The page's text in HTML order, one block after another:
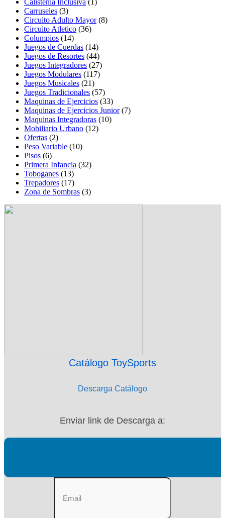
Calistenia Inclusiva (1)
Carruseles (3)
Circuito Adulto Mayor (8)
Circuito Atletico (36)
Columpios (14)
Juegos de Cuerdas (14)
Juegos de Resortes (44)
Juegos Integradores (27)
Juegos Modulares (117)
Juegos Musicales (21)
Juegos Tradicionales (57)
Maquinas de Ejercicios (33)
Maquinas de Ejercicios Junior (7)
Maquinas Integradoras (10)
Mobiliario Urbano (12)
Ofertas (2)
Peso Variable (10)
Pisos (6)
Primera Infancia (32)
Toboganes (13)
Trepadores (17)
Zona de Sombras (3)
Catálogo ToySports
Descarga Catálogo
Enviar link de Descarga a: